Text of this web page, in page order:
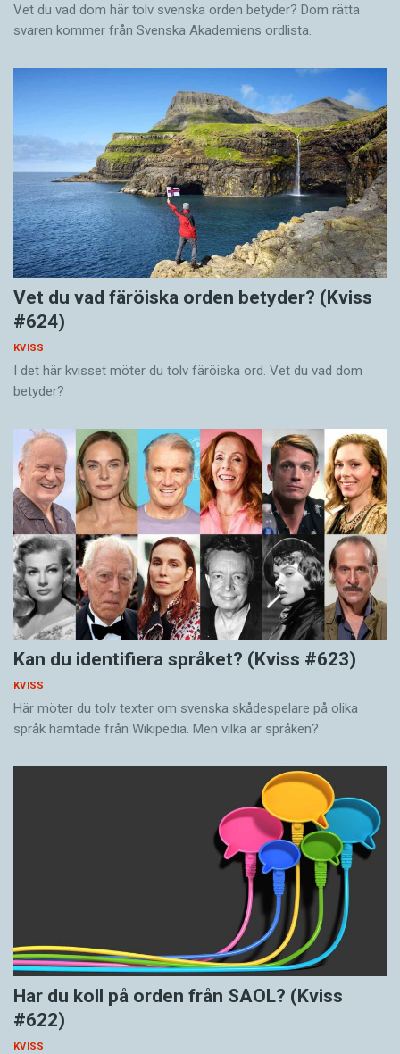
Vet du vad dom här tolv svenska orden betyder? Dom rätta
svaren kommer från Svenska Akademiens ordlista.
Vet du vad färöiska orden betyder? (Kviss
#624)
KVISS
I det här kvisset möter du tolv färöiska ord. Vet du vad dom
betyder?
Kan du identifiera språket? (Kviss #623)
KVISS
Här möter du tolv texter om svenska skådespelare på olika
språk hämtade från Wikipedia. Men vilka är språken?
Har du koll på orden från SAOL? (Kviss
#622)
KVISS